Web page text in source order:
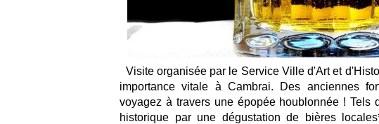
Visite organisée par le Service Ville d'Art et
importance vitale à Cambrai. Des anciennes
voyagez à travers une épopée houblonnée ! Tels
historique par une dégustation de bières